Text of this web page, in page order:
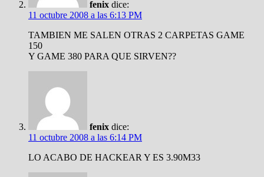
fenix dice:
11 octubre 2008 a las 6:13 PM
TAMBIEN ME SALEN OTRAS 2 CARPETAS GAME
150
Y GAME 380 PARA QUE SIRVEN??
fenix dice:
11 octubre 2008 a las 6:14 PM
LO ACABO DE HACKEAR Y ES 3.90M33